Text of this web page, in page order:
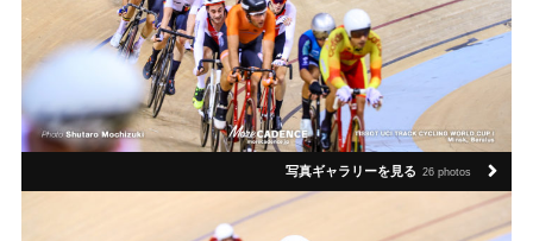
写真ギャラリーを見る 26 photos